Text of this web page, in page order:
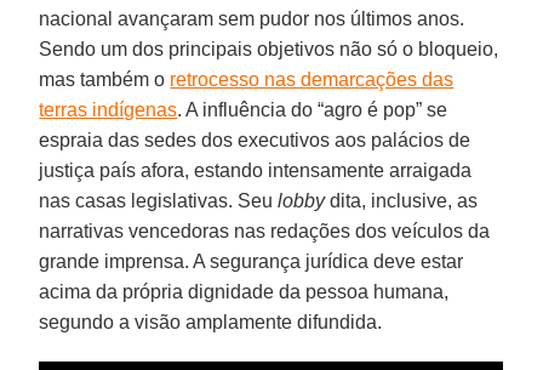
nacional avançaram sem pudor nos últimos anos.
Sendo um dos principais objetivos não só o bloqueio,
mas também o retrocesso nas demarcações das
terras indígenas. A influência do “agro é pop” se
espraia das sedes dos executivos aos palácios de
justiça país afora, estando intensamente arraigada
nas casas legislativas. Seulobbydita, inclusive, as
narrativas vencedoras nas redações dos veículos da
grande imprensa. A segurança jurídica deve estar
acima da própria dignidade da pessoa humana,
segundo a visão amplamente difundida.